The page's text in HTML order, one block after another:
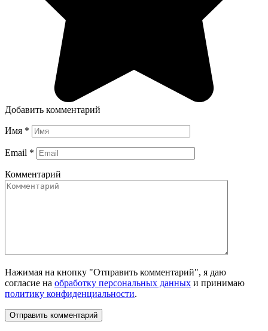
Добавить комментарий
Имя *
Email *
Комментарий
Нажимая на кнопку "Отправить комментарий", я даю
согласие на обработку персональных данных и принимаю
политику конфиденциальности.